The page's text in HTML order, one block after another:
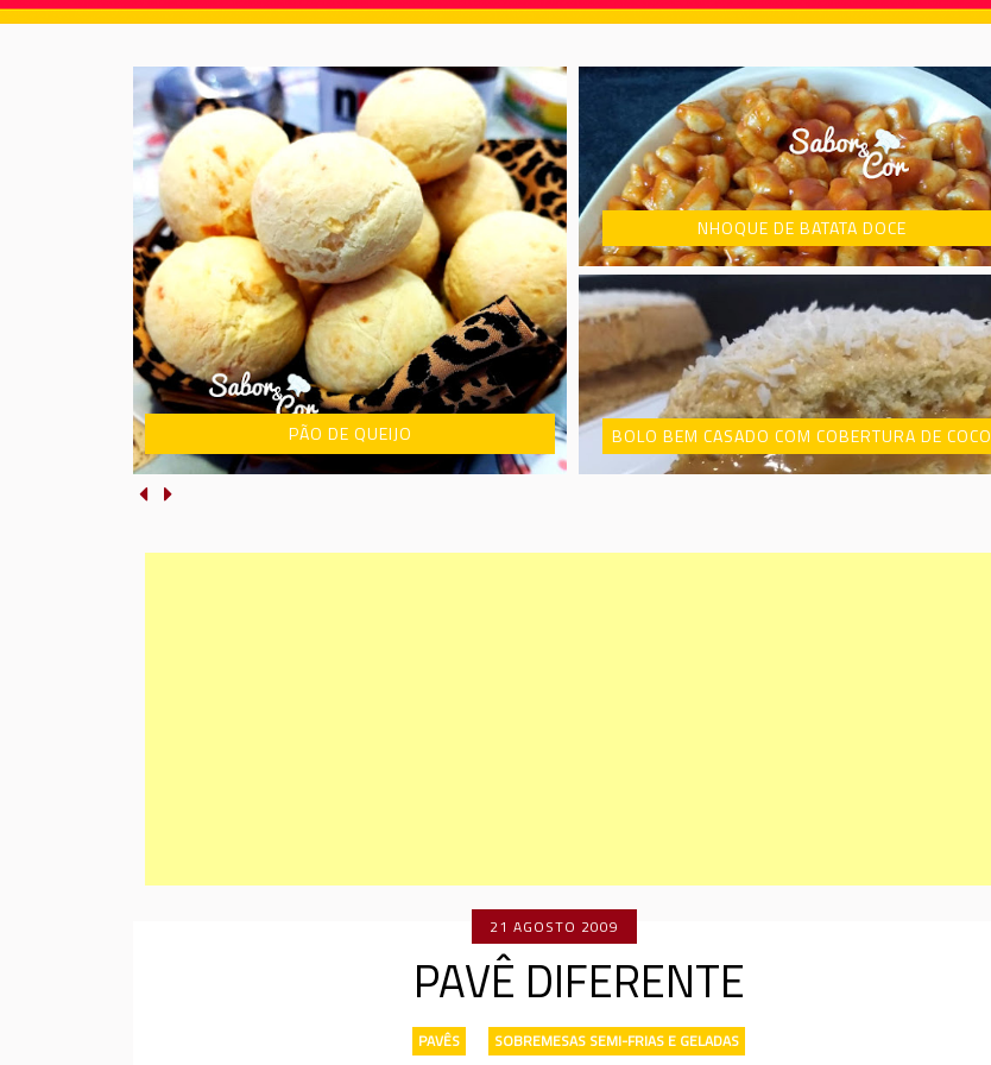
PÃO DE QUEIJO
NHOQUE DE BATATA DOCE
BOLO BEM CASADO COM COBERTURA DE COCO
21 AGOSTO 2009
PAVÊ DIFERENTE
PAVÊS SOBREMESAS SEMI-FRIAS E GELADAS